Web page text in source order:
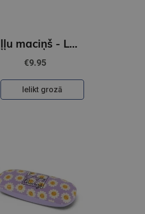
Briļļu maciņš - Lauku puķes
€9.95
Ielikt grozā